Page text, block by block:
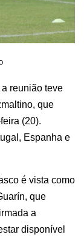
reunião teve
que
(20).
Espanha e
é vista como
que
a
disponível